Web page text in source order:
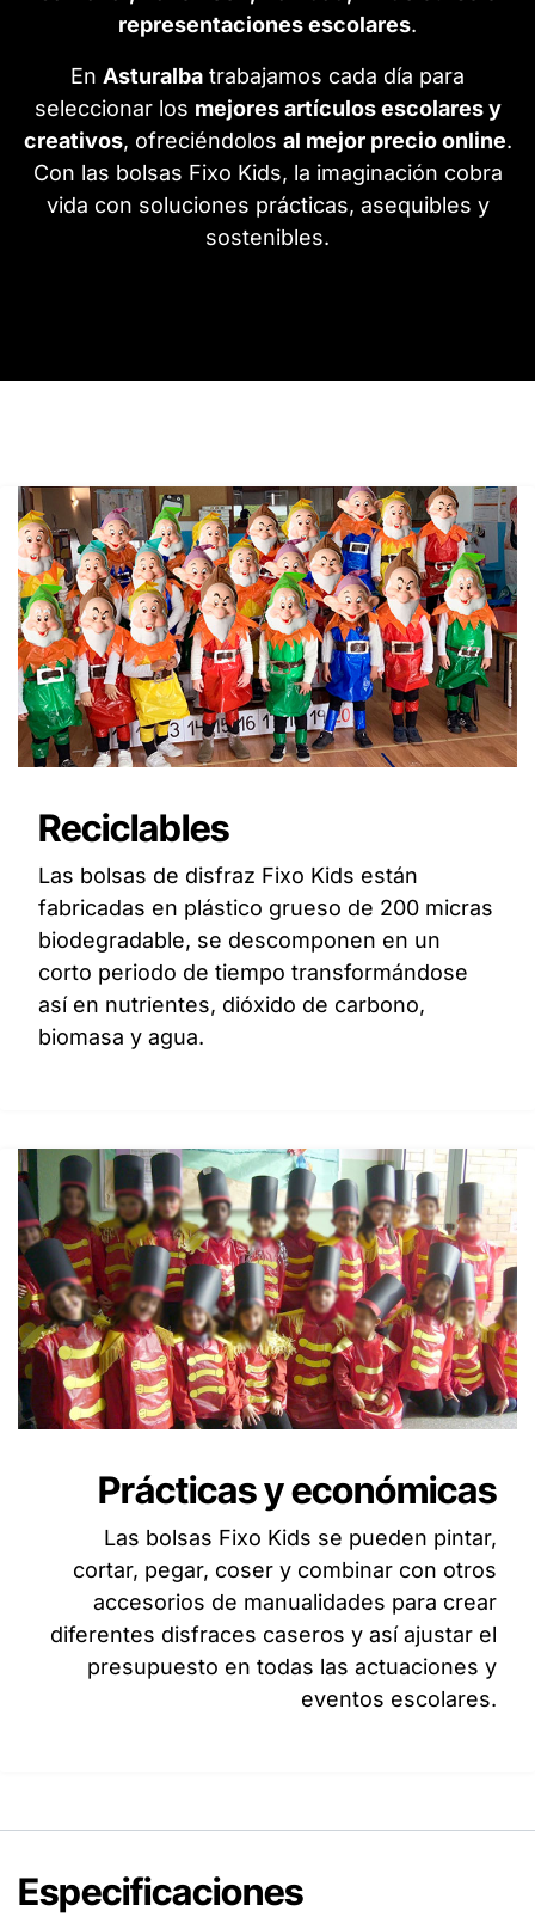
representaciones escolares.
En Asturalba trabajamos cada día para
seleccionar los mejores artículos escolares y
creativos, ofreciéndolos al mejor precio online.
Con las bolsas Fixo Kids, la imaginación cobra
vida con soluciones prácticas, asequibles y
sostenibles.
Reciclables
Las bolsas de disfraz Fixo Kids están
fabricadas en plástico grueso de 200 micras
biodegradable, se descomponen en un
corto periodo de tiempo transformándose
así en nutrientes, dióxido de carbono,
biomasa y agua.
Prácticas y económicas
Las bolsas Fixo Kids se pueden pintar,
cortar, pegar, coser y combinar con otros
accesorios de manualidades para crear
diferentes disfraces caseros y así ajustar el
presupuesto en todas las actuaciones y
eventos escolares.
Especificaciones